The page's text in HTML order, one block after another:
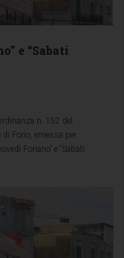
e “Sabati
n. 152 del
Forio, emessa per
Foriano” e “Sabati